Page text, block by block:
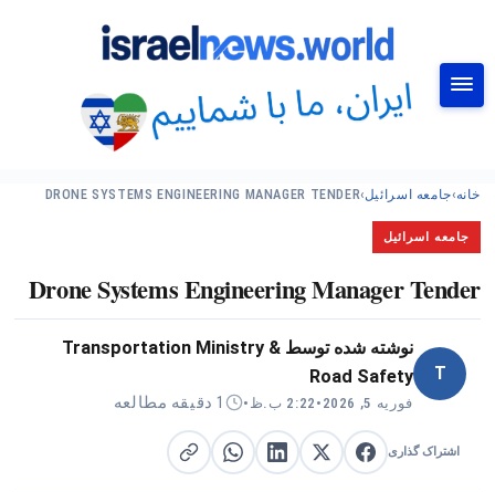
جستجو خانه›جامعه اسرائیل›
DRONE SYSTEMS ENGINEERING MANAGER TENDER
جامعه اسرائیل
Drone Systems Engineering Manager Tender
T
نوشته شده توسط Transportation Ministry &
Road Safety
فوریه 5, 2026 • 2:22 ب.ظ • 1 دقیقه مطالعه
اشتراک گذاری اشتراک گذاری در فیس‌بوک
اشتراک گذاری در X
اشتراک گذاری در لینکدین
اشتراک گذاری در واتساپ
کپی لینک